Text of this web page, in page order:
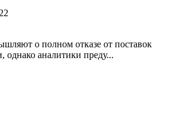
о полном отказе от поставок
однако аналитики преду...